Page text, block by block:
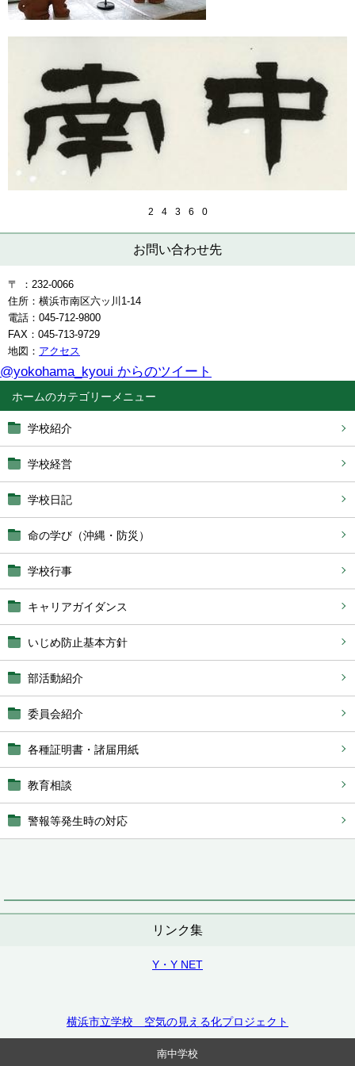
ホーム
学校紹介
学校経営
学校日記
命の学び（沖縄・防災）
学校行事
キャリアガイダンス
いじめ防止基本方針
部活動紹介
委員会紹介
各種証明書・諸届用紙
教育相談
警報等発生時の対応
リンク集
Y・Y NET
横浜市立学校 空気の見える化プロジェクト
2 4 3 6 0
お問い合わせ先
〒 ：232-0066
住所：横浜市南区六ッ川1-14
電話：045-712-9800
FAX：045-713-9729
地図： アクセス
@yokohama_kyoui からのツイート
南中学校